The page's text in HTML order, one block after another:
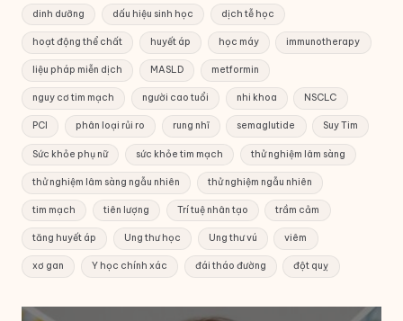
dinh dưỡng dấu hiệu sinh học dịch tễ học
hoạt động thể chất huyết áp học máy immunotherapy
liệu pháp miễn dịch MASLD metformin
nguy cơ tim mạch người cao tuổi nhi khoa NSCLC
PCI phân loại rủi ro rung nhĩ semaglutide Suy Tim
Sức khỏe phụ nữ sức khỏe tim mạch thử nghiệm lâm sàng
thử nghiệm lâm sàng ngẫu nhiên thử nghiệm ngẫu nhiên
tim mạch tiên lượng Trí tuệ nhân tạo trầm cảm
tăng huyết áp Ung thư học Ung thư vú viêm
xơ gan Y học chính xác đái tháo đường đột quỵ